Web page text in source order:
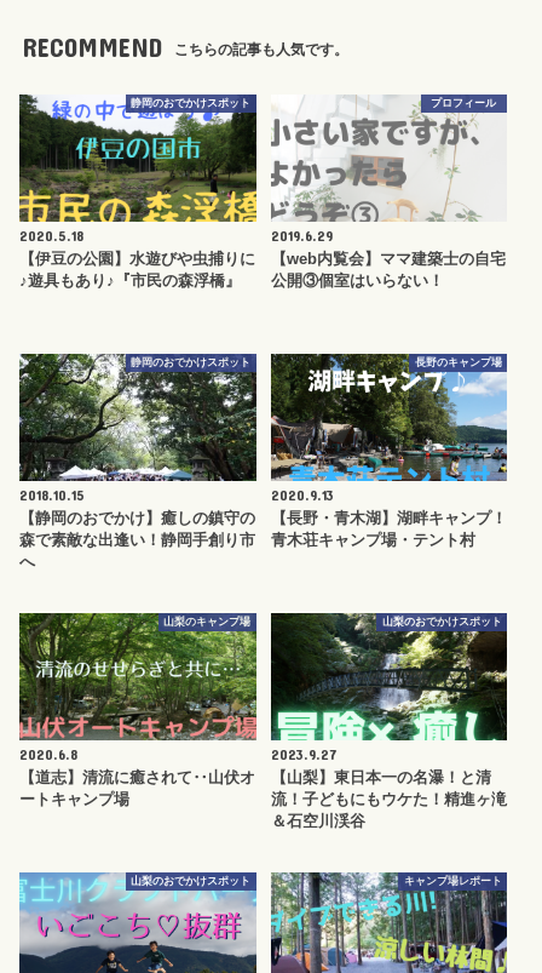
RECOMMEND こちらの記事も人気です。
静岡のおでかけスポット
2020.5.18
【伊豆の公園】水遊びや虫捕りに
♪遊具もあり♪『市民の森浮橋』
プロフィール
2019.6.29
【web内覧会】ママ建築士の自宅
公開③個室はいらない！
静岡のおでかけスポット
2018.10.15
【静岡のおでかけ】癒しの鎮守の
森で素敵な出逢い！静岡手創り市
へ
長野のキャンプ場
2020.9.13
【長野・青木湖】湖畔キャンプ！
青木荘キャンプ場・テント村
山梨のキャンプ場
2020.6.8
【道志】清流に癒されて‥山伏オ
ートキャンプ場
山梨のおでかけスポット
2023.9.27
【山梨】東日本一の名瀑！と清
流！子どもにもウケた！精進ヶ滝
＆石空川渓谷
山梨のおでかけスポット キャンプ場レポート